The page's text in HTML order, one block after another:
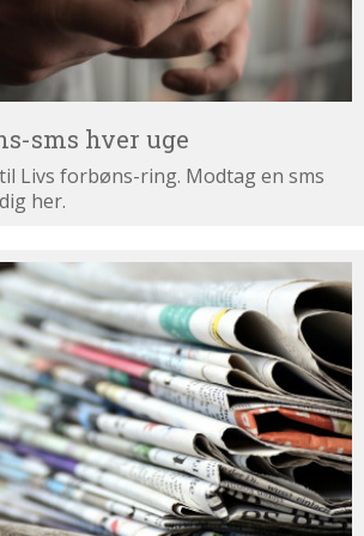
sms hver uge
Livs forbøns-ring. Modtag en sms
her.